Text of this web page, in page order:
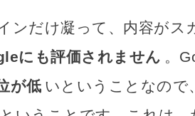
ンだけ凝って、内容がス
にも評価されません 。
が低 いということなので